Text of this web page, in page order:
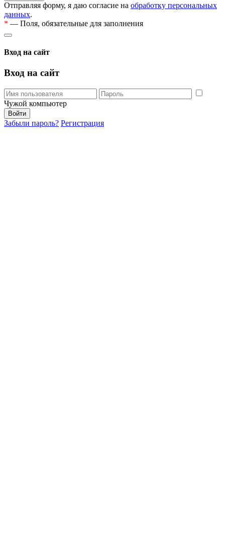
Отправляя форму, я даю согласие на обработку персональных
данных.
* — Поля, обязательные для заполнения
Вход на сайт
Вход на сайт
Чужой компьютер
Забыли пароль? Регистрация